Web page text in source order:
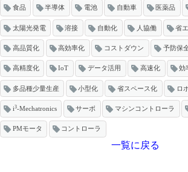
食品 半導体 電池 自動車 医薬品
太陽光発電 溶接 自動化 人協働 省
高品質化 高効率化 コストダウン 予防保
高精度化 IoT データ活用 高速化 効
多品種少量生産 小型化 省スペース化 ロ
i3-Mechatronics サーボ マシンコントローラ
PMモータ コントローラ
一覧に戻る